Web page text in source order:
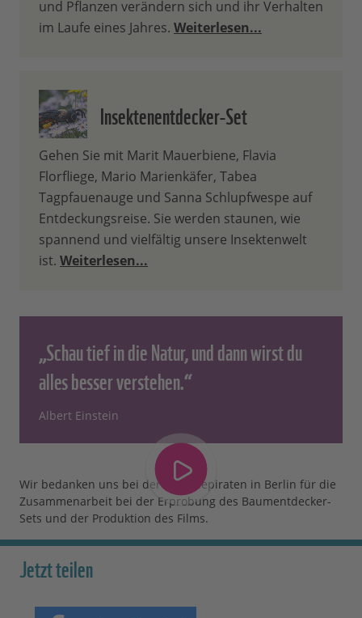
und Pflanzen verändern sich und ihr Verhalten
im Laufe eines Jahres. Weiterlesen...
Insektenentdecker-Set
Gehen Sie mit Marit Mauerbiene, Flavia
Florfliege, Mario Marienkäfer, Tabea
Tagpfauenauge und Sanna Schlupfwespe auf
Entdeckungsreise. Sie werden staunen, wie
spannend und vielfältig unsere Insektenwelt
ist. Weiterlesen...
„Schau tief in die Natur, und dann wirst du
alles besser verstehen.“
Albert Einstein
Wir bedanken uns bei der Kita Seepiraten in Berlin für die
Zusammenarbeit bei der Erprobung des Baumentdecker-
Sets und der Produktion des Films.
Jetzt teilen